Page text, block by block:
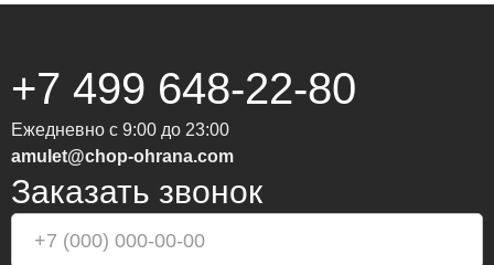
+7 499 648-22-80
Ежедневно с 9:00 до 23:00
amulet@chop-ohrana.com
Заказать звонок